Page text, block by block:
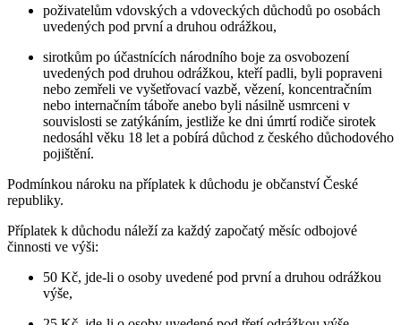
poživatelům vdovských a vdoveckých důchodů po osobách
uvedených pod první a druhou odrážkou,
sirotkům po účastnících národního boje za osvobození
uvedených pod druhou odrážkou, kteří padli, byli popraveni
nebo zemřeli ve vyšetřovací vazbě, vězení, koncentračním
nebo internačním táboře anebo byli násilně usmrceni v
souvislosti se zatýkáním, jestliže ke dni úmrtí rodiče sirotek
nedosáhl věku 18 let a pobírá důchod z českého důchodového
pojištění.
Podmínkou nároku na příplatek k důchodu je občanství České
republiky.
Příplatek k důchodu náleží za každý započatý měsíc odbojové
činnosti ve výši:
50 Kč, jde-li o osoby uvedené pod první a druhou odrážkou
výše,